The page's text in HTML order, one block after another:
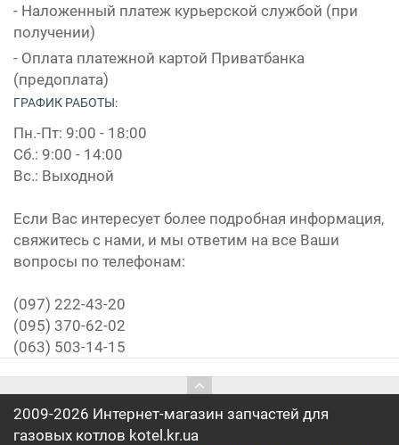
- Наложенный платеж курьерской службой (при
получении)
- Оплата платежной картой Приватбанка
(предоплата)
ГРАФИК РАБОТЫ:
Пн.-Пт: 9:00 - 18:00
Сб.: 9:00 - 14:00
Вс.: Выходной
Если Вас интересует более подробная информация,
свяжитесь с нами, и мы ответим на все Ваши
вопросы по телефонам:
(097) 222-43-20
(095) 370-62-02
(063) 503-14-15
2009-2026 Интернет-магазин запчастей для
газовых котлов kotel.kr.ua